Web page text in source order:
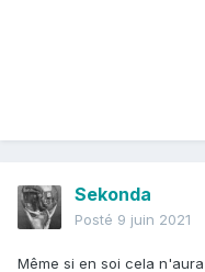
Sekonda
Posté 9 juin 2021
Même si en soi cela